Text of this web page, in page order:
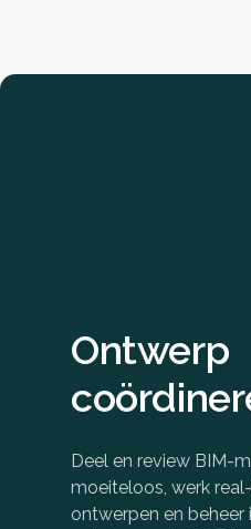
Ontwerp
Deel en review BIM-
moeiteloos, werk
ontwerpen en beheer